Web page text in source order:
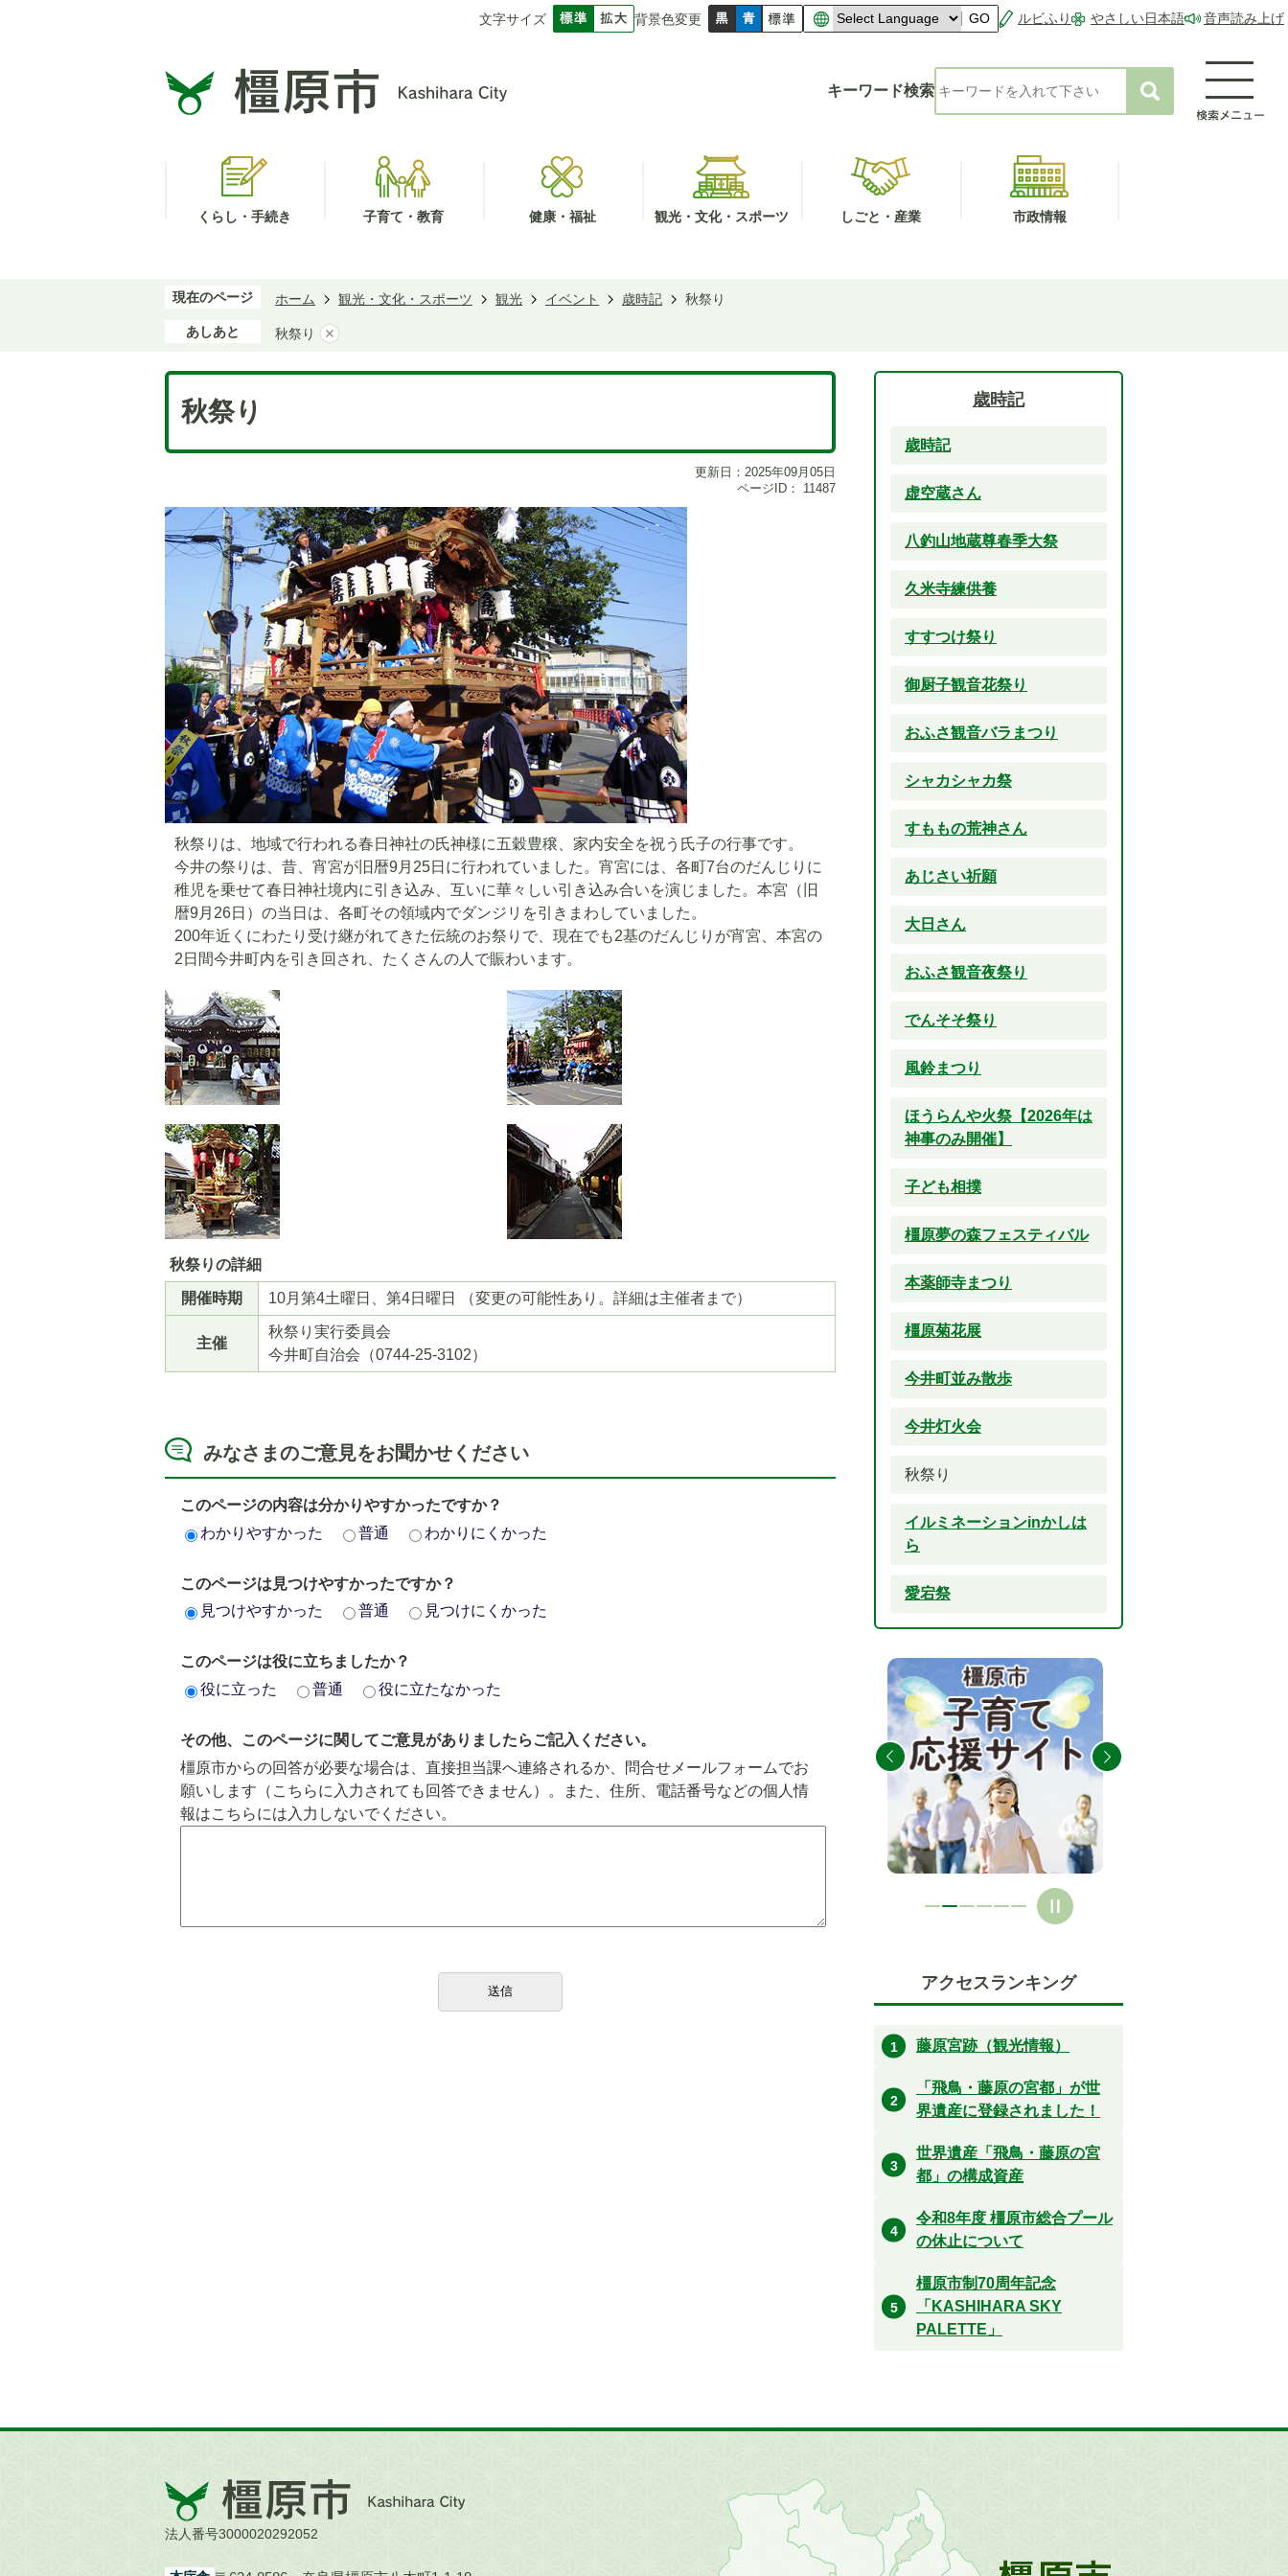
文字サイズ 背景色変更 GO ルビふり やさしい日本語 音声読み上げ
キーワード検索
くらし・手続き 子育て・教育 健康・福祉 観光・文化・スポーツ しごと・産業 市政情報
現在のページ ホーム 観光・文化・スポーツ 観光 イベント 歳時記 秋祭り
あしあと 秋祭り
秋祭り
更新日：2025年09月05日
ページID：
11487
秋祭りは、地域で行われる春日神社の氏神様に五穀豊穣、家内安全を祝う氏子の行事です。
今井の祭りは、昔、宵宮が旧暦9月25日に行われていました。宵宮には、各町7台のだんじりに
稚児を乗せて春日神社境内に引き込み、互いに華々しい引き込み合いを演じました。本宮（旧
暦9月26日）の当日は、各町その領域内でダンジリを引きまわしていました。
200年近くにわたり受け継がれてきた伝統のお祭りで、現在でも2基のだんじりが宵宮、本宮の
2日間今井町内を引き回され、たくさんの人で賑わいます。
秋祭りの詳細
開催時期 10月第4土曜日、第4日曜日 （変更の可能性あり。詳細は主催者まで）
主催
秋祭り実行委員会
今井町自治会（0744-25-3102）
みなさまのご意見をお聞かせください
このページの内容は分かりやすかったですか？
わかりやすかった
普通 わかりにくかった
このページは見つけやすかったですか？
見つけやすかった
普通 見つけにくかった
このページは役に立ちましたか？
役に立った
普通 役に立たなかった
その他、このページに関してご意見がありましたらご記入ください。
橿原市からの回答が必要な場合は、直接担当課へ連絡されるか、問合せメールフォームでお
願いします（こちらに入力されても回答できません）。また、住所、電話番号などの個人情
報はこちらには入力しないでください。
歳時記
歳時記
虚空蔵さん
八釣山地蔵尊春季大祭
久米寺練供養
すすつけ祭り
御厨子観音花祭り
おふさ観音バラまつり
シャカシャカ祭
すももの荒神さん
あじさい祈願
大日さん
おふさ観音夜祭り
でんそそ祭り
風鈴まつり
ほうらんや火祭【2026年は
神事のみ開催】
子ども相撲
橿原夢の森フェスティバル
本薬師寺まつり
橿原菊花展
今井町並み散歩
今井灯火会
秋祭り
イルミネーションinかしは
ら
愛宕祭
6
枚
の
ス
ラ
イ
ド
の
ス
ラ
ド
2
枚
目
の
ス
ド
アクセスランキング
藤原宮跡（観光情報）
「飛鳥・藤原の宮都」が世
界遺産に登録されました！
世界遺産「飛鳥・藤原の宮
都」の構成資産
令和8年度 橿原市総合プール
の休止について
橿原市制70周年記念
「KASHIHARA SKY
PALETTE」
橿
原
市
City
法人番号3000020292052
の